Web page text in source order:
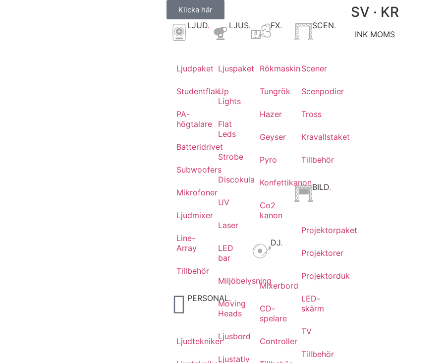
Klicka här
LJUD.
Ljudpaket
Studentflak
PA-
högtalare
Batteridrivet
Subwoofers
Mikrofoner
Ljudmixer
Line-
Array
Tillbehör
PERSONAL.
Ljudtekniker
LJUS.
Ljuspaket
Up
Lights
Flat
Leds
Strobe
Discokula
UV
Laser
LED
bar
Miljöbelysning
Moving
Heads
Ljusbord
Ljustativ
FX.
Rökmaskin
Tungrök
Hazer
Geyser
Pyro
Konfettikanon
Co2
kanon
DJ.
Mixerbord
CD-
spelare
Controller
SCEN.
Scener
Scenpodier
Tross
Kravallstaket
Tillbehör
BILD.
Projektorpaket
Projektorer
Projektorduk
LED-
skärm
TV
Tillbehör
SV · KR
INK MOMS